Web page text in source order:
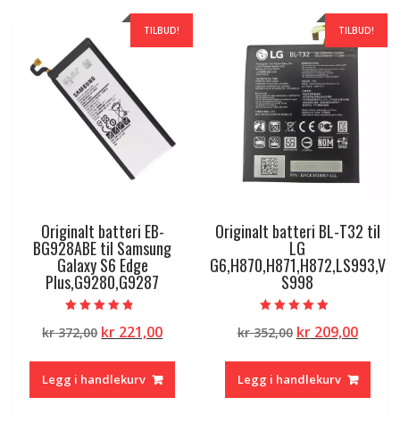
TILBUD!
Originalt batteri EB-
BG928ABE til Samsung
Galaxy S6 Edge
Plus,G9280,G9287
4.50
av 5
kr372,00 Opprinnelig
var:
kr 372,00.
kr 221,00Nåværende
kr 221,00.
Legg i handlekurv
TILBUD!
Originalt batteri BL-T32 til
LG
G6,H870,H871,H872,LS993,V
S998
4.50
av 5
kr352,00 Opprinnelig
var:
kr 352,00.
kr209,00
kr
Legg i handlekurv